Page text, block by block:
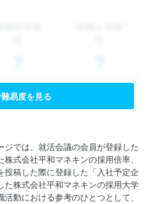
易度を見る
では、就活会議の会員が登録した
式会社平和マネキンの採用倍率、
投稿した際に登録した「入社予定企
た株式会社平和マネキンの採用大学
動における参考のひとつとして、